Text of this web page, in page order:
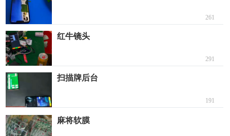
261
红牛镜头
291
扫描牌后台
191
麻将软膜